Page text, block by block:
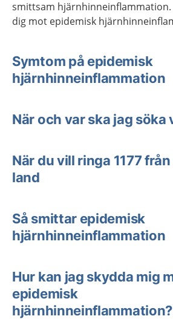
smittsam hjärnhinneinflammation.
dig mot epidemisk
Symtom på epidemisk
hjärnhinneinflammation
När och var ska jag söka
När du vill ringa 1177
land
Så smittar epidemisk
hjärnhinneinflammation
Hur kan jag skydda mig
epidemisk
hjärnhinneinflammation?